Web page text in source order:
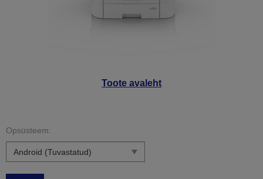
Toote avaleht
Opsüsteem: